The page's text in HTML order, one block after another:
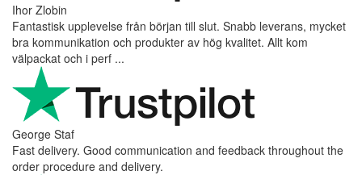
Ihor Zlobin
Fantastisk upplevelse från början till slut. Snabb leverans, mycket
bra kommunikation och produkter av hög kvalitet. Allt kom
välpackat och i perf ...
George Staf
Fast delivery. Good communication and feedback throughout the
order procedure and delivery.